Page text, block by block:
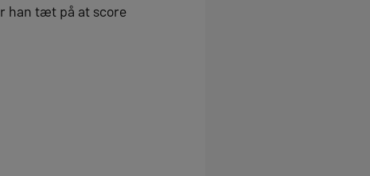
han tæt på at score